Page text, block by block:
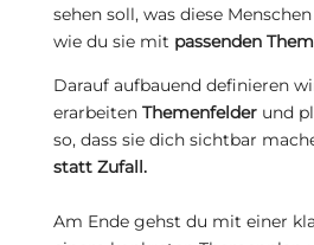
sehen soll, was diese
wie du sie mit passenden
Darauf aufbauend definieren
erarbeiten Themenfelderund
so, dass sie dich sichtbar
statt Zufall.
Am Ende gehst du mit einer